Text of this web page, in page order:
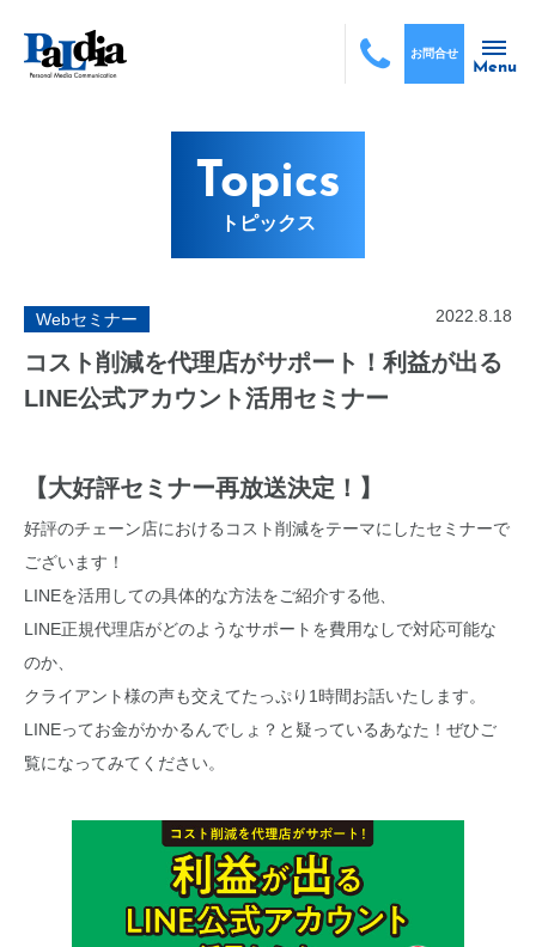
Menu
お問合せ
Topics
トピックス
Webセミナー 2022.8.18
コスト削減を代理店がサポート！利益が出る
LINE公式アカウント活用セミナー
【大好評セミナー再放送決定！】
好評のチェーン店におけるコスト削減をテーマにしたセミナーで
ございます！
LINEを活用しての具体的な方法をご紹介する他、
LINE正規代理店がどのようなサポートを費用なしで対応可能な
のか、
クライアント様の声も交えてたっぷり1時間お話いたします。
LINEってお金がかかるんでしょ？と疑っているあなた！ぜひご
覧になってみてください。